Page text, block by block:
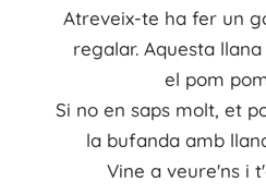
Atreveix-te hafer un
regalar. Aquesta llana
el pom
Si no en saps molt, et
la bufanda amb
Vine a veure'nsi t'